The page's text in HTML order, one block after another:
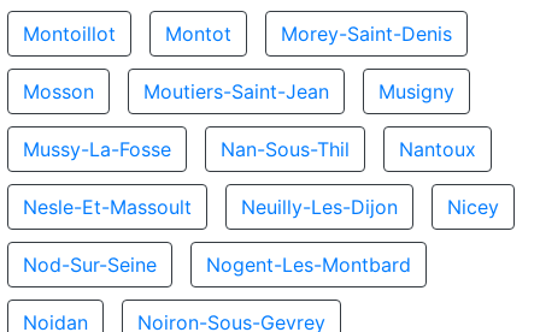
Montoillot Montot Morey-Saint-Denis
Mosson Moutiers-Saint-Jean Musigny
Mussy-La-Fosse Nan-Sous-Thil Nantoux
Nesle-Et-Massoult Neuilly-Les-Dijon Nicey
Nod-Sur-Seine Nogent-Les-Montbard
Noidan Noiron-Sous-Gevrey